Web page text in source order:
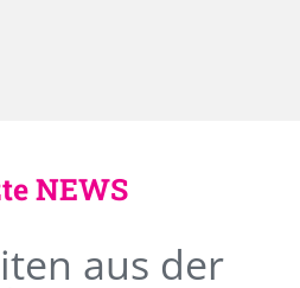
NEWS
aus der